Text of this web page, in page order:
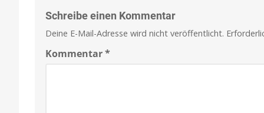
Schreibe einen Kommentar
Deine E-Mail-Adresse wird nicht veröffentlicht.
Kommentar*